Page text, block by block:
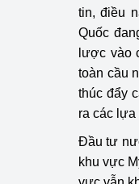
tin, điều
Quốc
lược vào
toàn cầu
thúc đẩy
ra các lựa
Đầu tư
khu vực